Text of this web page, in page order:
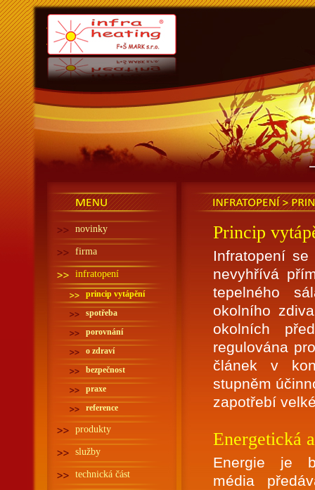
Infra heating - Infra
topení
INFRATOPENÍ >
Princip
Infratopení
nevyhřívá
tepelného
okolního
okolních
regulována
článek v
stupněm
zapotřebí
Energetická
Energie je
média
MENU
novinky
firma
infratopení
princip vytápění
spotřeba
porovnání
o zdraví
bezpečnost
praxe
reference
produkty
služby
technická část